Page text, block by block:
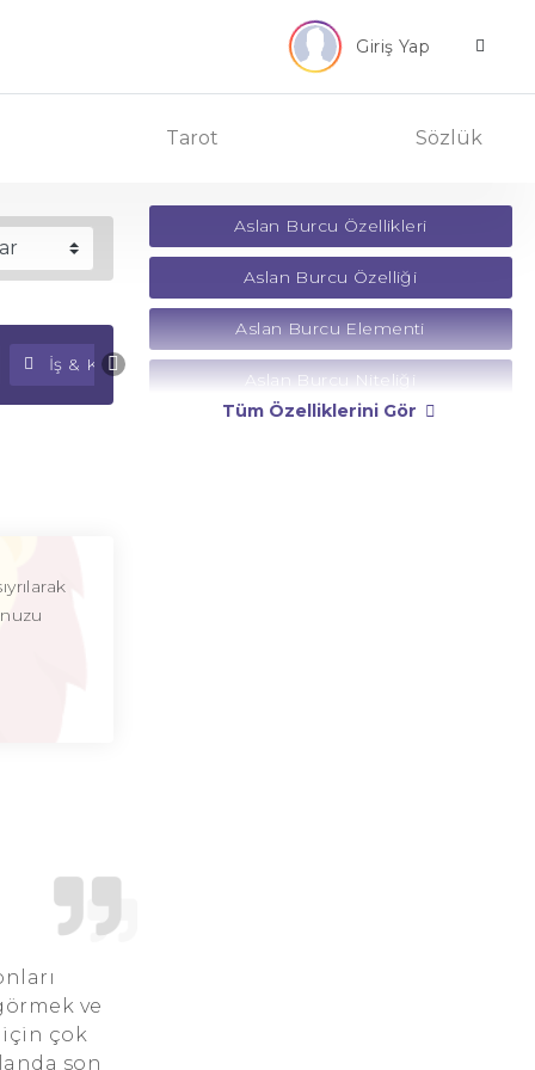
Giriş Yap
Tarot Sözlük
İş & Kariyer Falı Para Falı
ve
için çok
son
Aslan Burcu Özellikleri
Aslan Burcu Özelliği
Aslan Burcu Elementi
Aslan Burcu Niteliği
Tüm Özelliklerini Gör